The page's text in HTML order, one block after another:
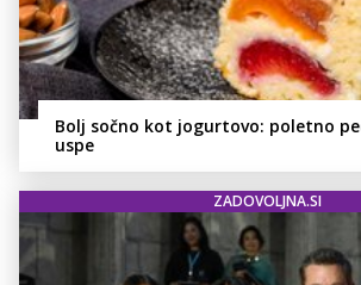
Bolj sočno kot jogurtovo: poletno
uspe
ZADOVOLJNA.SI